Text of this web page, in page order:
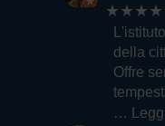
della
Offre
…